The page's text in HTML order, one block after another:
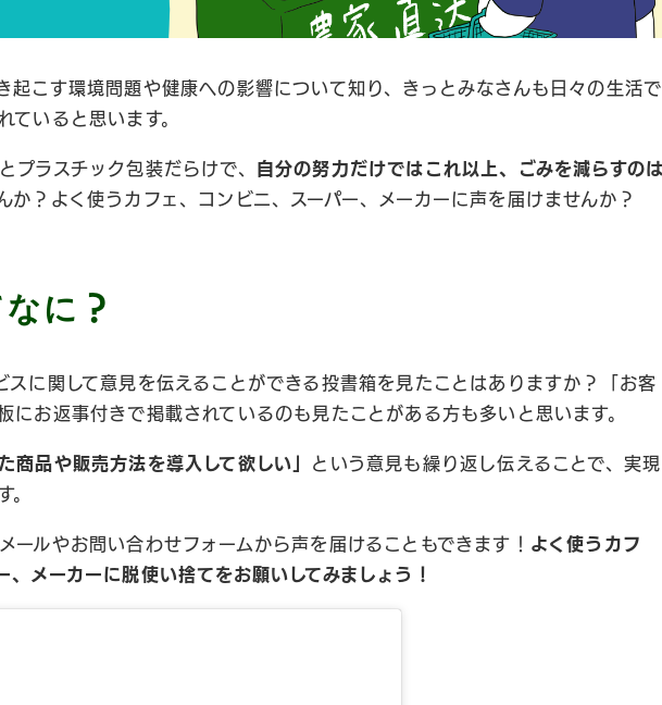
起こす環境問題や健康への影響について知り、きっとみなさんも日々の生活で
ていると思います。
プラスチック包装だらけで、
自分の努力だけではこれ以上、ごみを減らすのは
か？よく使うカフェ、コンビニ、スーパー、メーカーに声を届けませんか？
に ？
スに関して意見を伝えることができる投書箱を見たことはありますか？「お客
にお返事付きで掲載されているのも見たことがある方も多いと思います。
商品や販売方法を導入して欲しい」 という意見も繰り返し伝えることで、実現
。
ールやお問い合わせフォームから声を届けることもできます！ よく使うカフ
、メーカーに脱使い捨てをお願いしてみましょう！